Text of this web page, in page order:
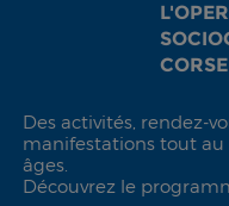
CORSE
Des activités, rendez-
manifestations tout au
âges.
Découvrez le